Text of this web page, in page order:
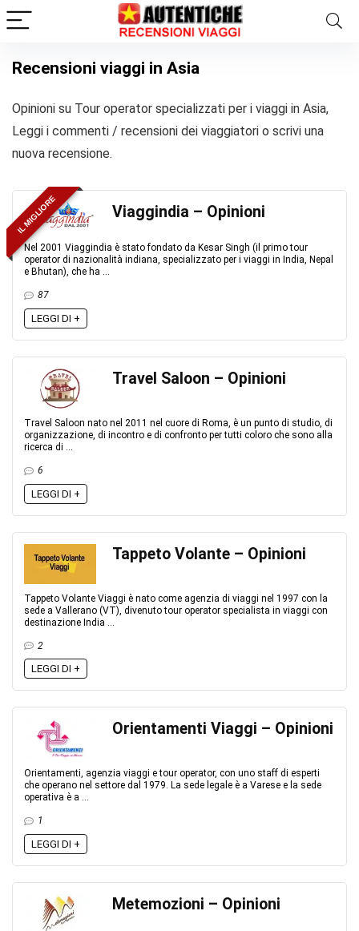
Recensioni viaggi in Asia
Opinioni su Tour operator specializzati per i viaggi in Asia,
Leggi i commenti / recensioni dei viaggiatori o scrivi una
nuova recensione.
IL MIGLIORE Viaggindia – Opinioni
Nel 2001 Viaggindia è stato fondato da Kesar Singh (il primo tour
operator di nazionalità indiana, specializzato per i viaggi in India, Nepal
e Bhutan), che ha ...
87
LEGGI DI +
Travel Saloon – Opinioni
Travel Saloon nato nel 2011 nel cuore di Roma, è un punto di studio, di
organizzazione, di incontro e di confronto per tutti coloro che sono alla
ricerca di ...
6
LEGGI DI +
Tappeto Volante – Opinioni
Tappeto Volante Viaggi è nato come agenzia di viaggi nel 1997 con la
sede a Vallerano (VT), divenuto tour operator specialista in viaggi con
destinazione India ...
2
LEGGI DI +
Orientamenti Viaggi – Opinioni
Orientamenti, agenzia viaggi e tour operator, con uno staff di esperti
che operano nel settore dal 1979. La sede legale è a Varese e la sede
operativa è a ...
1
LEGGI DI +
Metemozioni – Opinioni